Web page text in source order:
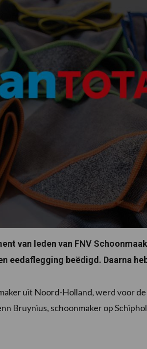
van leden van FNV
eedaflegging beëdigd. Daarna
uit Noord-Holland, werd voor
Bruynius, schoonmaker op